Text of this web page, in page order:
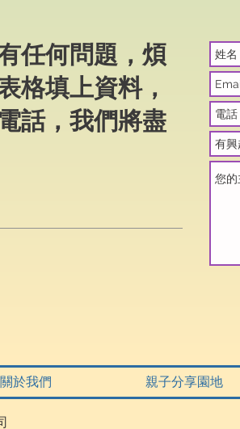
任何問題，煩
格填上資料，
話，我們將盡
公司
關於我們 親子分享園地